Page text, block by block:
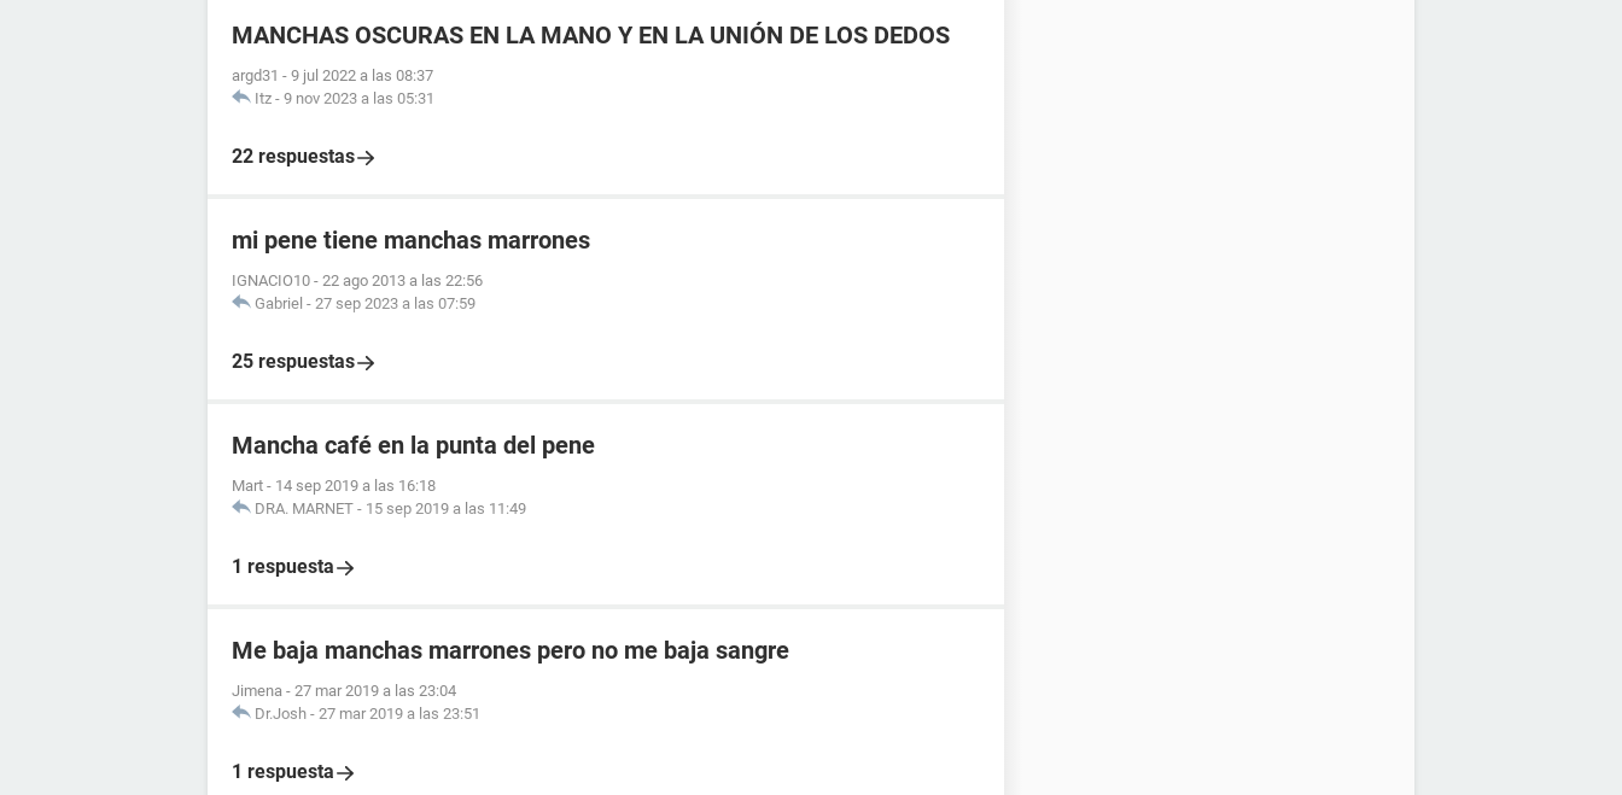
MANCHAS OSCURAS EN LA MANO Y EN LA UNIÓN DE LOS DEDOS
argd31 - 9 jul 2022 a las 08:37
Itz - 9 nov 2023 a las 05:31
22 respuestas
mi pene tiene manchas marrones
IGNACIO10 - 22 ago 2013 a las 22:56
Gabriel - 27 sep 2023 a las 07:59
25 respuestas
Mancha café en la punta del pene
Mart - 14 sep 2019 a las 16:18
DRA. MARNET - 15 sep 2019 a las 11:49
1 respuesta
Me baja manchas marrones pero no me baja sangre
Jimena - 27 mar 2019 a las 23:04
Dr.Josh - 27 mar 2019 a las 23:51
1 respuesta